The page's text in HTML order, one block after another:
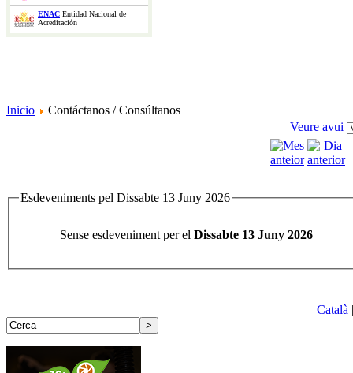
ENAC Entidad Nacional de
Acreditación
Inicio
Contáctanos / Consúltanos
Veure avui
Esdeveniments pel Dissabte 13 Juny 2026
Sense esdeveniment per el Dissabte 13 Juny 2026
Català